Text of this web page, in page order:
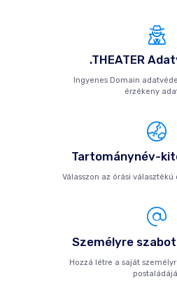
.THEATER
Ingyenes Domain
érzékeny
Tartománynév-
Válasszon az órási
Személyre
Hozzá létre a saját